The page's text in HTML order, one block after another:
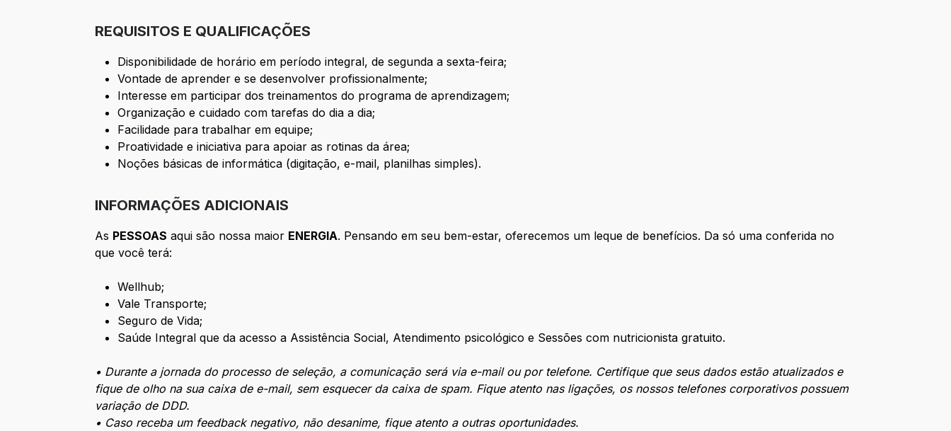
REQUISITOS E QUALIFICAÇÕES
Disponibilidade de horário em período integral, de segunda a sexta-feira;
Vontade de aprender e se desenvolver profissionalmente;
Interesse em participar dos treinamentos do programa de aprendizagem;
Organização e cuidado com tarefas do dia a dia;
Facilidade para trabalhar em equipe;
Proatividade e iniciativa para apoiar as rotinas da área;
Noções básicas de informática (digitação, e-mail, planilhas simples).
INFORMAÇÕES ADICIONAIS
As PESSOAS aqui são nossa maior ENERGIA. Pensando em seu bem-estar, oferecemos um leque de benefícios. Da só uma conferida no
que você terá:
Wellhub;
Vale Transporte;
Seguro de Vida;
Saúde Integral que da acesso a Assistência Social, Atendimento psicológico e Sessões com nutricionista gratuito.
• Durante a jornada do processo de seleção, a comunicação será via e-mail ou por telefone. Certifique que seus dados estão atualizados e
fique de olho na sua caixa de e-mail, sem esquecer da caixa de spam. Fique atento nas ligações, os nossos telefones corporativos possuem
variação de DDD.
• Caso receba um feedback negativo, não desanime, fique atento a outras oportunidades.